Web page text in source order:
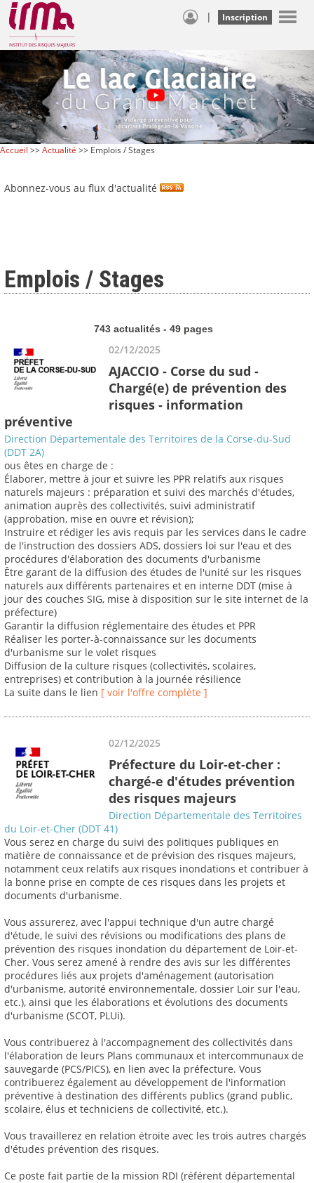
| Inscription
Accueil >>Actualité >> Emplois / Stages
Abonnez-vous au flux d'actualité
Emplois / Stages
743 actualités - 49 pages
02/12/2025
AJACCIO - Corse du sud -
Chargé(e) de prévention des
risques - information
préventive
Direction Départementale des Territoires de la Corse-du-Sud
(DDT 2A)
ous êtes en charge de :
Élaborer, mettre à jour et suivre les PPR relatifs aux risques
naturels majeurs : préparation et suivi des marchés d'études,
animation auprès des collectivités, suivi administratif
(approbation, mise en ouvre et révision);
Instruire et rédiger les avis requis par les services dans le cadre
de l'instruction des dossiers ADS, dossiers loi sur l'eau et des
procédures d'élaboration des documents d'urbanisme
Être garant de la diffusion des études de l'unité sur les risques
naturels aux différents partenaires et en interne DDT (mise à
jour des couches SIG, mise à disposition sur le site internet de la
préfecture)
Garantir la diffusion réglementaire des études et PPR
Réaliser les porter-à-connaissance sur les documents
d'urbanisme sur le volet risques
Diffusion de la culture risques (collectivités, scolaires,
entreprises) et contribution à la journée résilience
La suite dans le lien [ voir l'offre complète ]
02/12/2025
Préfecture du Loir-et-cher :
chargé-e d'études prévention
des risques majeurs
Direction Départementale des Territoires
du Loir-et-Cher (DDT 41)
Vous serez en charge du suivi des politiques publiques en
matière de connaissance et de prévision des risques majeurs,
notamment ceux relatifs aux risques inondations et contribuer à
la bonne prise en compte de ces risques dans les projets et
documents d'urbanisme.
Vous assurerez, avec l'appui technique d'un autre chargé
d'étude, le suivi des révisions ou modifications des plans de
prévention des risques inondation du département de Loir-et-
Cher. Vous serez amené à rendre des avis sur les différentes
procédures liés aux projets d'aménagement (autorisation
d'urbanisme, autorité environnementale, dossier Loir sur l'eau,
etc.), ainsi que les élaborations et évolutions des documents
d'urbanisme (SCOT, PLUi).
Vous contribuerez à l'accompagnement des collectivités dans
l'élaboration de leurs Plans communaux et intercommunaux de
sauvegarde (PCS/PICS), en lien avec la préfecture. Vous
contribuerez également au développement de l'information
préventive à destination des différents publics (grand public,
scolaire, élus et techniciens de collectivité, etc.).
Vous travaillerez en relation étroite avec les trois autres chargés
d'études prévention des risques.
Ce poste fait partie de la mission RDI (référent départemental